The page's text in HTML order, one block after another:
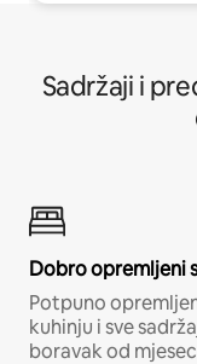
Sadržaji i
Dobro opremljeni
Potpuno
kuhinju i sve
boravak od